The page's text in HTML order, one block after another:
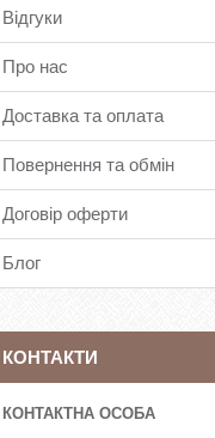
Відгуки
Про нас
Доставка та оплата
Повернення та обмін
Договір оферти
Блог
КОНТАКТИ